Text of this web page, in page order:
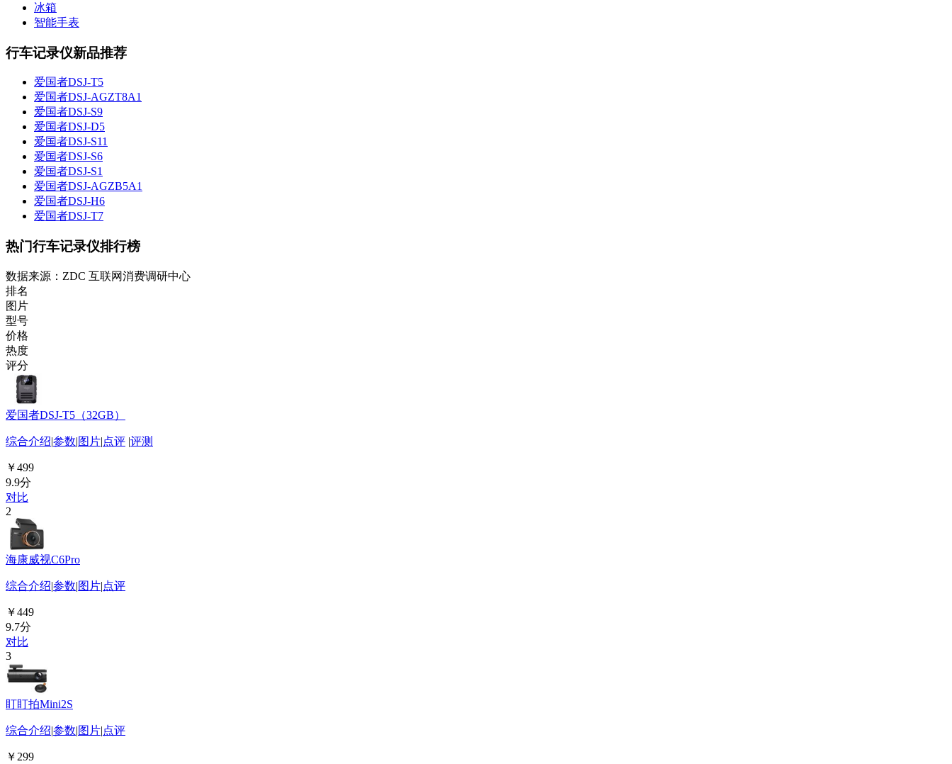
冰箱
智能手表
行车记录仪新品推荐
爱国者DSJ-T5
爱国者DSJ-AGZT8A1
爱国者DSJ-S9
爱国者DSJ-D5
爱国者DSJ-S11
爱国者DSJ-S6
爱国者DSJ-S1
爱国者DSJ-AGZB5A1
爱国者DSJ-H6
爱国者DSJ-T7
热门行车记录仪排行榜
数据来源：ZDC 互联网消费调研中心
排名
图片
型号
价格
热度
评分
爱国者DSJ-T5（32GB）
综合介绍|参数|图片|点评 |评测
￥499
9.9分
对比
2
海康威视C6Pro
综合介绍|参数|图片|点评
￥449
9.7分
对比
3
盯盯拍Mini2S
综合介绍|参数|图片|点评
￥299